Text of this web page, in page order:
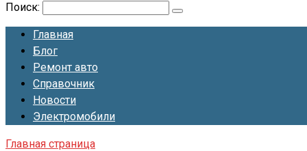
Поиск:
Главная
Блог
Ремонт авто
Справочник
Новости
Электромобили
Главная страница